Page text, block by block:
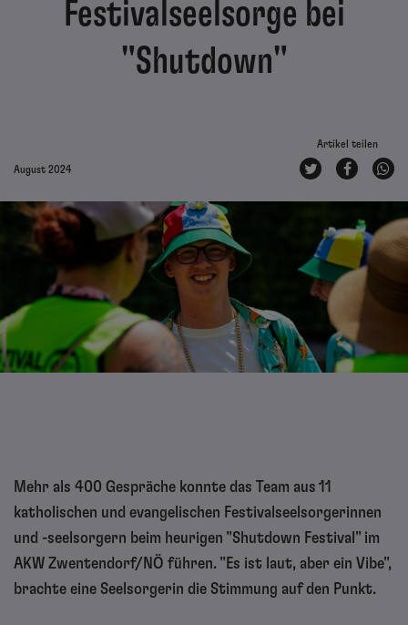
Festivalseelsorge bei
"Shutdown"
August 2024
Artikel teilen
Mehr als 400 Gespräche konnte das Team aus 11
katholischen und evangelischen Festivalseelsorgerinnen
und -seelsorgern beim heurigen "Shutdown Festival" im
AKW Zwentendorf/NÖ führen. "Es ist laut, aber ein Vibe",
brachte eine Seelsorgerin die Stimmung auf den Punkt.